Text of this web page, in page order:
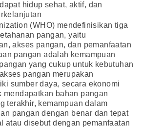
hidup sehat, aktif, dan
(WHO) mendefinisikan tiga
pangan, yaitu
akses pangan, dan pemanfaatan
pangan adalah kemampuan
yang cukup untuk kebutuhan
pangan merupakan
sumber daya, secara ekonomi
mendapatkan bahan pangan
terakhir, kemampuan dalam
pangan dengan benar dan tepat
atau disebut dengan pemanfaatan